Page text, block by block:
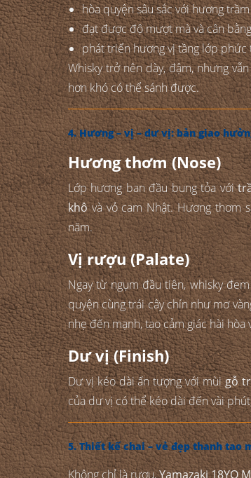
hòa quyện sâu sắc với hương
đạt được độ mượt mà và cân
phát triển hương vị tầng lớp phức
Whisky trở nên dày, đậm, nhưng
hơn khó có thể sánh được.
4. Hương – vị – dư vị: bản giao
Hương thơm (Nose)
Lớp hương ban đầu bung tỏa với
khôvà vỏ cam Nhật. Hương thơm
năm.
Vị rượu (Palate)
Ngay từ ngụm đầu tiên, whisky
quyện cùng trái cây chín như mơ
nhẹ đến mạnh, tạo cảm giác hài hòa
Dư vị (Finish)
Dư vị kéo dài ấn tượng với mùigỗ
của dư vị có thể kéo dài đến vài
5. Thiết kế chai – vẻ đẹp thanh tao
Không chỉ là rượu,Yamazaki 18YO